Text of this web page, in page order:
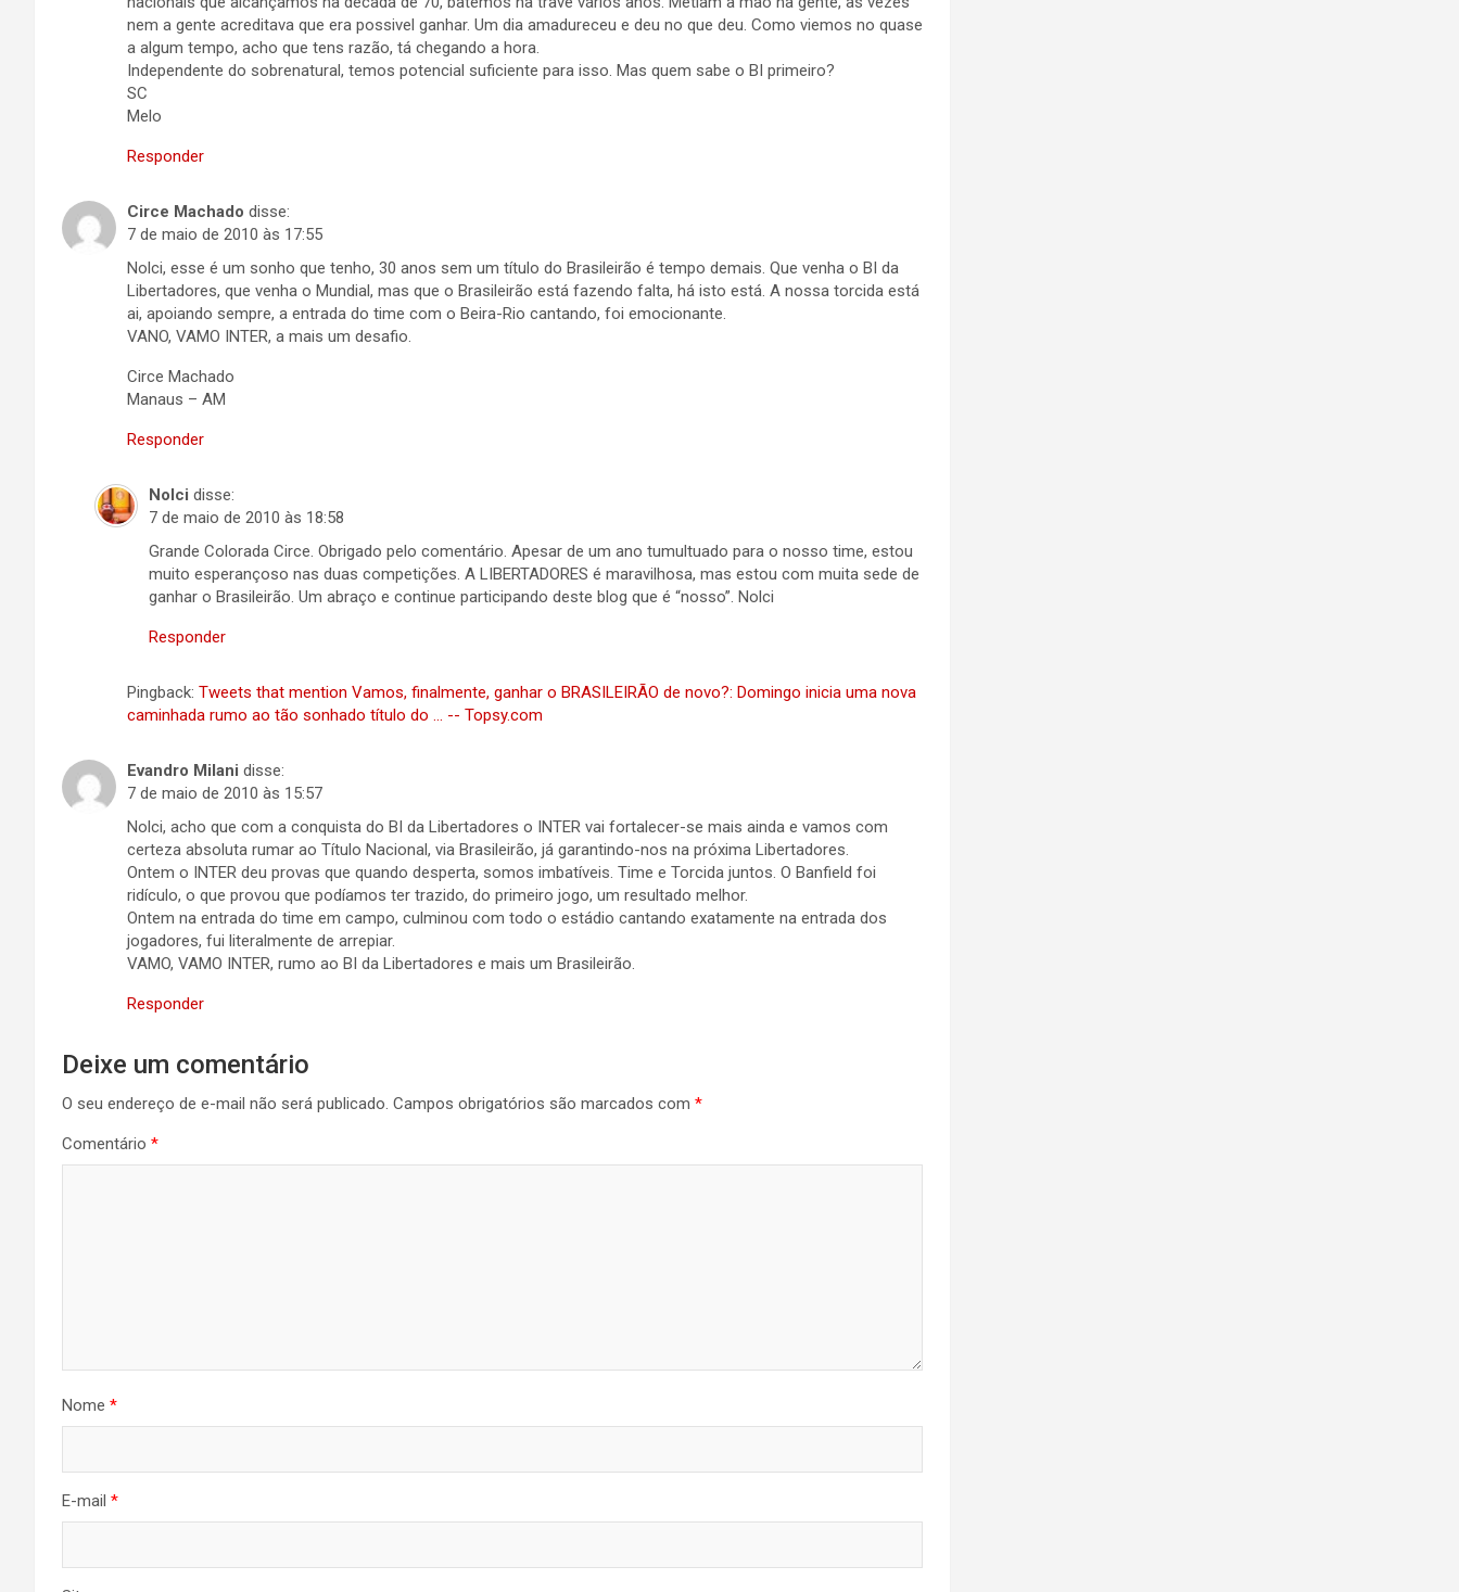
nem a gente acreditava que era possivel ganhar. Um dia amadureceu e deu no que deu. Como viemos no quase
a algum tempo, acho que tens razão, tá chegando a hora.
Independente do sobrenatural, temos potencial suficiente para isso. Mas quem sabe o BI primeiro?
SC
Melo
Responder
Circe Machado disse:
7 de maio de 2010 às 17:55
Nolci, esse é um sonho que tenho, 30 anos sem um título do Brasileirão é tempo demais. Que venha o BI da
Libertadores, que venha o Mundial, mas que o Brasileirão está fazendo falta, há isto está. A nossa torcida está
ai, apoiando sempre, a entrada do time com o Beira-Rio cantando, foi emocionante.
VANO, VAMO INTER, a mais um desafio.
Circe Machado
Manaus – AM
Responder
Nolci disse:
7 de maio de 2010 às 18:58
Grande Colorada Circe. Obrigado pelo comentário. Apesar de um ano tumultuado para o nosso time, estou
muito esperançoso nas duas competições. A LIBERTADORES é maravilhosa, mas estou com muita sede de
ganhar o Brasileirão. Um abraço e continue participando deste blog que é “nosso”. Nolci
Responder
Pingback: Tweets that mention Vamos, finalmente, ganhar o BRASILEIRÃO de novo?: Domingo inicia uma nova
caminhada rumo ao tão sonhado título do ... -- Topsy.com
Evandro Milani disse:
7 de maio de 2010 às 15:57
Nolci, acho que com a conquista do BI da Libertadores o INTER vai fortalecer-se mais ainda e vamos com
certeza absoluta rumar ao Título Nacional, via Brasileirão, já garantindo-nos na próxima Libertadores.
Ontem o INTER deu provas que quando desperta, somos imbatíveis. Time e Torcida juntos. O Banfield foi
ridículo, o que provou que podíamos ter trazido, do primeiro jogo, um resultado melhor.
Ontem na entrada do time em campo, culminou com todo o estádio cantando exatamente na entrada dos
jogadores, fui literalmente de arrepiar.
VAMO, VAMO INTER, rumo ao BI da Libertadores e mais um Brasileirão.
Responder
Deixe um comentário
O seu endereço de e-mail não será publicado. Campos obrigatórios são marcados com *
Comentário *
Nome *
E-mail *